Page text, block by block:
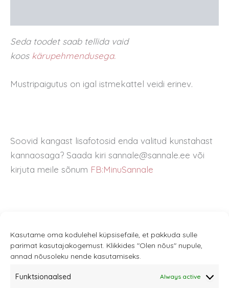
Kasutame oma kodulehel küpsisefaile, et pakkuda sulle
parimat kasutajakogemust. Klikkides "Olen nõus" nupule,
annad nõusoleku nende kasutamiseks.
Funktsionaalsed Always active
Seda toodet saab tellida vaid
koos kärupehmendusega.
Mustripaigutus on igal istmekattel veidi erinev.
Soovid kangast lisafotosid enda valitud kunstahast
kannaosaga? Saada kiri sannale@sannale.ee või
kirjuta meile sõnum FB:MinuSannale